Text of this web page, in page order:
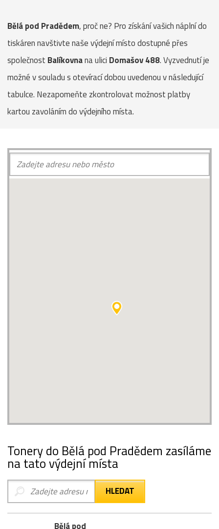
Bělá pod Pradědem, proč ne? Pro získání vašich náplní do
tiskáren navštivte naše výdejní místo dostupné přes
společnost Balíkovnana ulici Domašov 488. Vyzvednutí je
možné v souladu s otevírací dobou uvedenou v následující
tabulce. Nezapomeňte zkontrolovat možnost platby
kartou zavoláním do výdejního místa.
Tonery do Bělá pod Pradědem zasíláme
na tato výdejní místa
Bělá pod